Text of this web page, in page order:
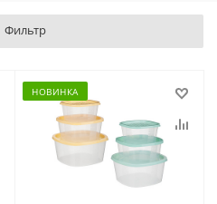
Фильтр
НОВИНКА